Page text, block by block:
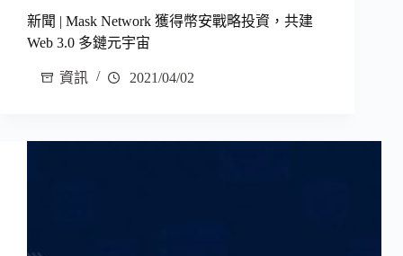
新聞 | Mask Network 獲得幣安戰略投資，共建
Web 3.0 多鏈元宇宙
資訊 2021/04/02